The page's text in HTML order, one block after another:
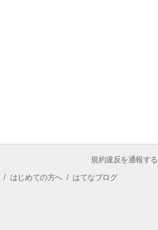
規約違反を通報する
/ はじめての方へ/ はてなブログ